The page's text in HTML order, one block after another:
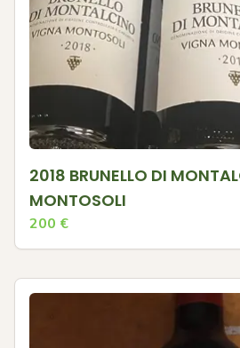
2018 BRUNELLO DI
MONTOSOLI
200 €